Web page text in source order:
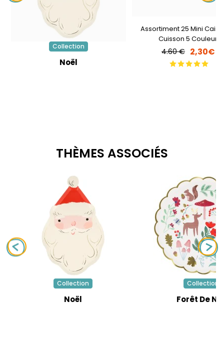
Collection
Noël
Assortiment 25 Mini
Cuisson 5 Couleurs
4.60 € 2,30€
THÈMES ASSOCIÉS
Collection
Noël
Collection
Forêt De